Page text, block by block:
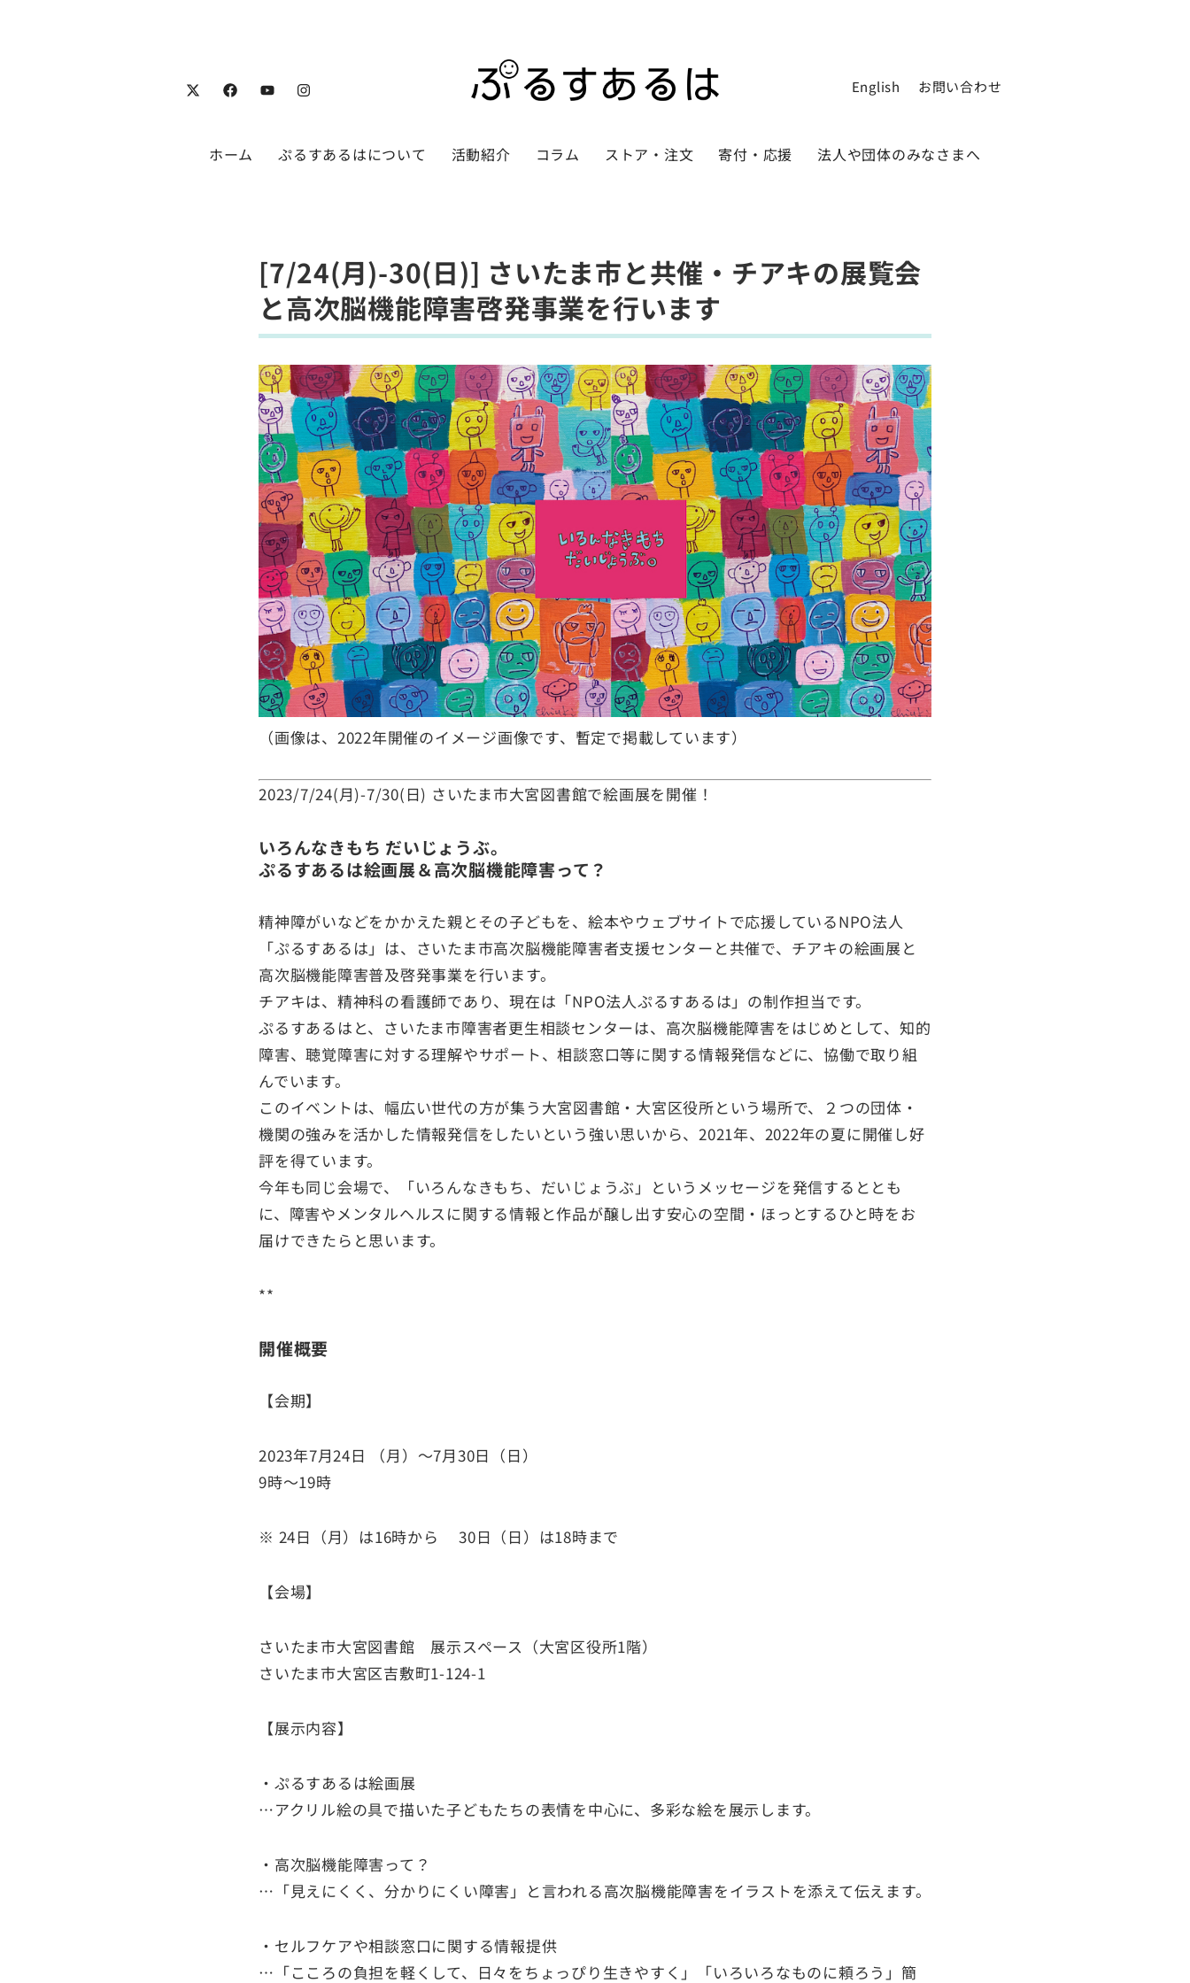
English お問い合わせ
ホーム ぷるすあるはについて 活動紹介 コラム ストア・注文 寄付・応援 法人や団体のみなさまへ
[7/24(月)-30(日)] さいたま市と共催・チアキの展覧会
と高次脳機能障害啓発事業を行います
（画像は、2022年開催のイメージ画像です、暫定で掲載しています）
2023/7/24(月)-7/30(日) さいたま市大宮図書館で絵画展を開催！
いろんなきもち だいじょうぶ。
ぷるすあるは絵画展＆高次脳機能障害って？
精神障がいなどをかかえた親とその子どもを、絵本やウェブサイトで応援しているNPO法人
「ぷるすあるは」は、さいたま市高次脳機能障害者支援センターと共催で、チアキの絵画展と
高次脳機能障害普及啓発事業を行います。
チアキは、精神科の看護師であり、現在は「NPO法人ぷるすあるは」の制作担当です。
ぷるすあるはと、さいたま市障害者更生相談センターは、高次脳機能障害をはじめとして、知的
障害、聴覚障害に対する理解やサポート、相談窓口等に関する情報発信などに、協働で取り組
んでいます。
このイベントは、幅広い世代の方が集う大宮図書館・大宮区役所という場所で、２つの団体・
機関の強みを活かした情報発信をしたいという強い思いから、2021年、2022年の夏に開催し好
評を得ています。
今年も同じ会場で、「いろんなきもち、だいじょうぶ」というメッセージを発信するととも
に、障害やメンタルヘルスに関する情報と作品が醸し出す安心の空間・ほっとするひと時をお
届けできたらと思います。
**
開催概要
【会期】
2023年7月24日 （月）〜7月30日（日）
9時〜19時
※ 24日（月）は16時から 30日（日）は18時まで
【会場】
さいたま市大宮図書館 展示スペース（大宮区役所1階）
さいたま市大宮区吉敷町1-124-1
【展示内容】
・ぷるすあるは絵画展
…アクリル絵の具で描いた子どもたちの表情を中心に、多彩な絵を展示します。
・高次脳機能障害って？
…「見えにくく、分かりにくい障害」と言われる高次脳機能障害をイラストを添えて伝えます。
・セルフケアや相談窓口に関する情報提供
…「こころの負担を軽くして、日々をちょっぴり生きやすく」「いろいろなものに頼ろう」簡